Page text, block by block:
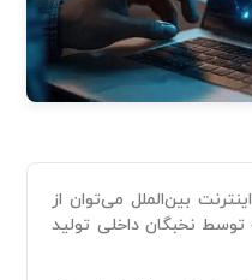
بین‌الملل می‌توان از
توسط نخبگان داخلی تولید